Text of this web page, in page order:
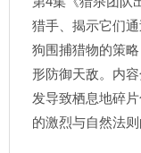
猎手、揭示它们
狗围捕猎物的策
形防御天敌。内
发导致栖息地碎
的激烈与自然法则